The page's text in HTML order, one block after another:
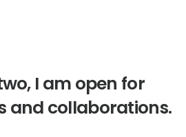
I am open for
and collaborations.